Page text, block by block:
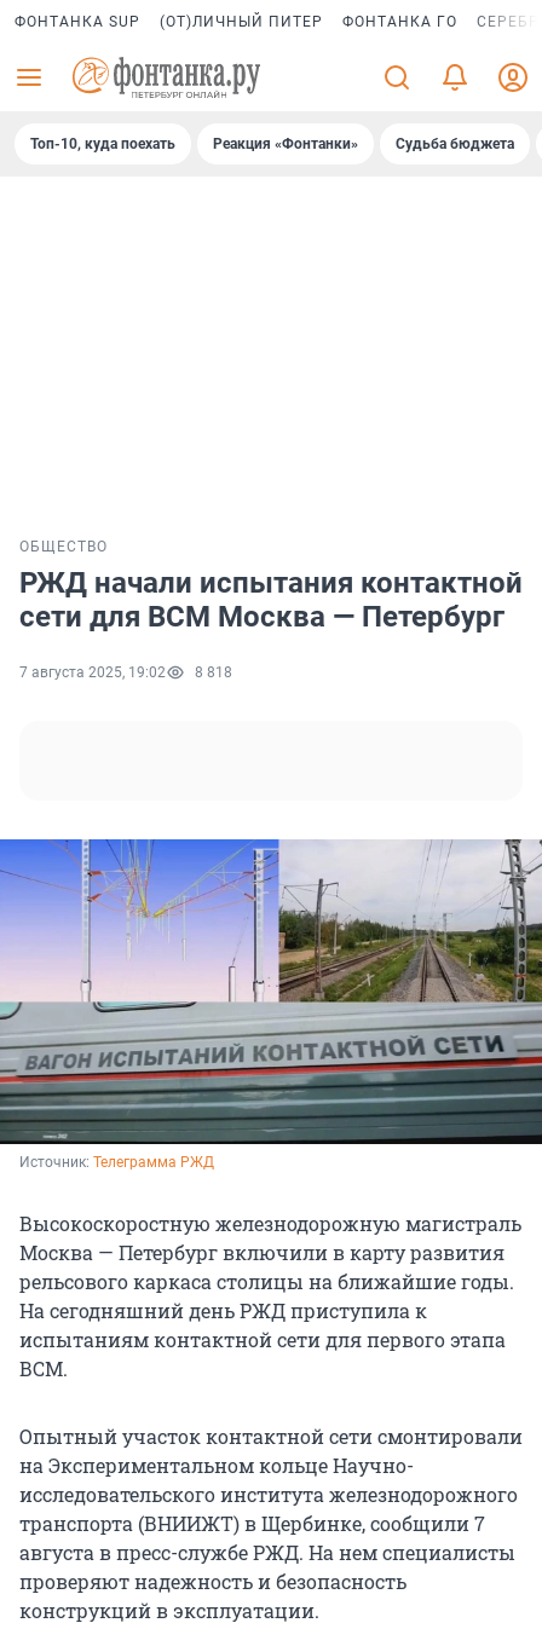
ФОНТАНКА SUP (ОТ)ЛИЧНЫЙ ПИТЕР ФОНТАНКА ГО
Топ-10, куда поехать Реакция «Фонтанки» Судьба бюджета
ОБЩЕСТВО
РЖД начали испытания контактной
сети для ВСМ Москва — Петербург
7 августа 2025, 19:02 8 818
Источник: Телеграмма РЖД
Высокоскоростную железнодорожную магистраль
Москва — Петербург включили в карту развития
рельсового каркаса столицы на ближайшие годы.
На сегодняшний день РЖД приступила к
испытаниям контактной сети для первого этапа
ВСМ.
Опытный участок контактной сети смонтировали
на Экспериментальном кольце Научно-
исследовательского института железнодорожного
транспорта (ВНИИЖТ) в Щербинке, сообщили 7
августа в пресс-службе РЖД. На нем специалисты
проверяют надежность и безопасность
конструкций в эксплуатации.